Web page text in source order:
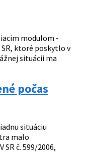
modulom -
ktoré poskytlo v
situácii ma
počas
situáciu
malo
č. 599/2006,